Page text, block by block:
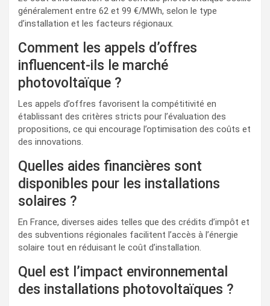
généralement entre 62 et 99 €/MWh, selon le type
d’installation et les facteurs régionaux.
Comment les appels d’offres
influencent-ils le marché
photovoltaïque ?
Les appels d’offres favorisent la compétitivité en
établissant des critères stricts pour l’évaluation des
propositions, ce qui encourage l’optimisation des coûts et
des innovations.
Quelles aides financières sont
disponibles pour les installations
solaires ?
En France, diverses aides telles que des crédits d’impôt et
des subventions régionales facilitent l’accès à l’énergie
solaire tout en réduisant le coût d’installation.
Quel est l’impact environnemental
des installations photovoltaïques ?